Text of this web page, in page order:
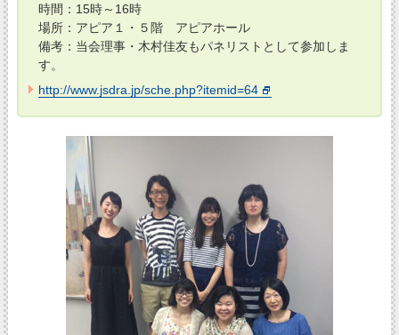
時間：15時～16時
場所：アピア１・５階 アピアホール
備考：当会理事・木村佳友もパネリストとして参加しま
す。
http://www.jsdra.jp/sche.php?itemid=64